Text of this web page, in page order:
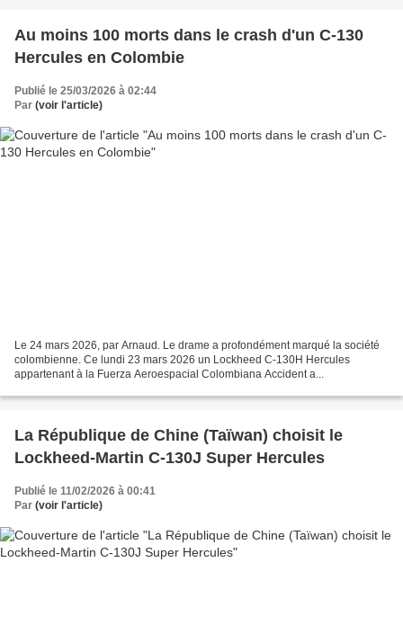
Au moins 100 morts dans le crash d'un C-130
Hercules en Colombie
Publié le 25/03/2026 à 02:44
Par (voir l'article)
Le 24 mars 2026, par Arnaud. Le drame a profondément marqué la société
colombienne. Ce lundi 23 mars 2026 un Lockheed C-130H Hercules
appartenant à la Fuerza Aeroespacial Colombiana Accident a...
La République de Chine (Taïwan) choisit le
Lockheed-Martin C-130J Super Hercules
Publié le 11/02/2026 à 00:41
Par (voir l'article)